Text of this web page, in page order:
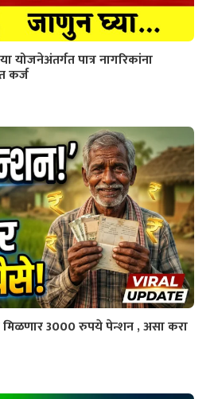
पात्र नागरिकांना
कर्ज
मिळणार 3000 रुपये पेन्शन , असा करा